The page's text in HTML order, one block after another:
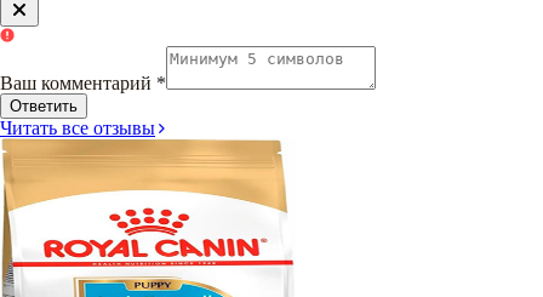
Ваш комментарий *
Ответить
Читать все отзывы